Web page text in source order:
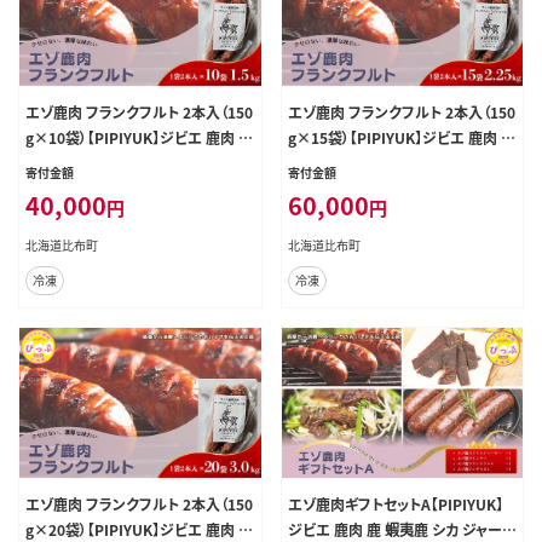
エゾ鹿肉 フランクフルト 2本入（150
g×10袋）【PIPIYUK】ジビエ 鹿肉 鹿
蝦夷鹿 シカ おやつ おつまみ スパイ
023-018
寄付金額
40,000円
北海道比布町
冷凍
エゾ鹿肉 フランクフルト 2本入（150
g×15袋）【PIPIYUK】ジビエ 鹿肉 鹿
蝦夷鹿 シカ おやつ おつまみ スパイ
023-019
寄付金額
60,000円
北海道比布町
冷凍
エゾ鹿肉 フランクフルト 2本入（150
g×20袋）【PIPIYUK】ジビエ 鹿肉 鹿
エゾ鹿肉ギフトセットA【PIPIYUK】
ジビエ 鹿肉 鹿 蝦夷鹿 シカ ジャーキ